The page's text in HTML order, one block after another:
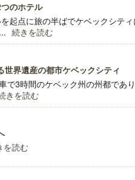
のホテル
起点に旅の半ばでケベックシテ
続きを読む
界遺産の都市ケベックシティ
で3時間のケベック州の州都であ
きを読む
を読む
りのスポット10選を紹介